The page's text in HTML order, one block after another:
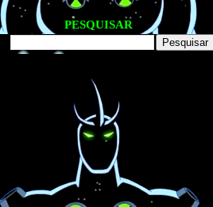
PESQUISAR